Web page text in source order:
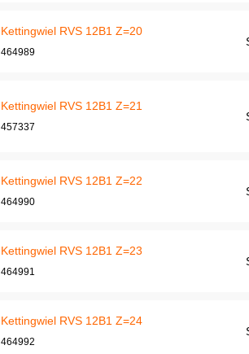
Kettingwiel RVS 12B1 Z=20
464989
Kettingwiel RVS 12B1 Z=21
457337
Kettingwiel RVS 12B1 Z=22
464990
Kettingwiel RVS 12B1 Z=23
464991
Kettingwiel RVS 12B1 Z=24
464992